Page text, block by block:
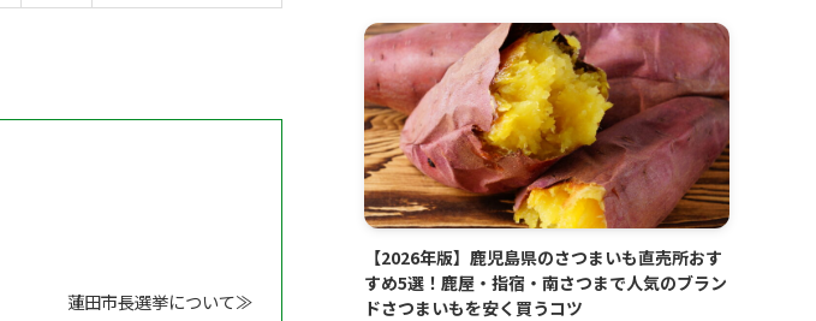
蓮田市長選挙について≫
【2026年版】鹿児島県のさつまいも直売所おす
すめ5選！鹿屋・指宿・南さつまで人気のブラン
ドさつまいもを安く買うコツ